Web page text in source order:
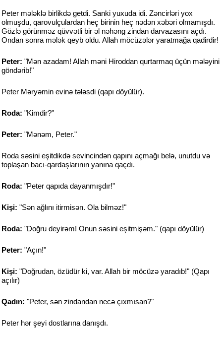
Peter mələklə birlikdə getdi. Sanki yuxuda idi. Zəncirləri yox
olmuşdu, qarovulçulardan heç birinin heç nədən xəbəri olmamışdı.
Gözlə görünməz qüvvətli bir əl nəhəng zindan darvazasını açdı.
Ondan sonra mələk qeyb oldu. Allah möcüzələr yaratmağa qadirdir!
Peter: "Mən azadam! Allah məni Hiroddan qurtarmaq üçün mələyini
göndərib!"
Peter Məryəmin evinə tələsdi (qapı döyülür).
Roda: "Kimdir?"
Peter: "Mənəm, Peter."
Roda səsini eşitdikdə sevincindən qapını açmağı belə, unutdu və
toplaşan bacı-qardaşlarının yanına qaçdı.
Roda: "Peter qapıda dayanmışdır!"
Kişi: "Sən ağlını itirmisən. Ola bilməz!"
Roda: "Doğru deyirəm! Onun səsini eşitmişəm." (qapı döyülür)
Peter: "Açın!"
Kişi: "Doğrudan, özüdür ki, var. Allah bir möcüzə yaradıb!" (Qapı
açılır)
Qadın: "Peter, sən zindandan necə çıxmısan?"
Peter hər şeyi dostlarına danışdı.